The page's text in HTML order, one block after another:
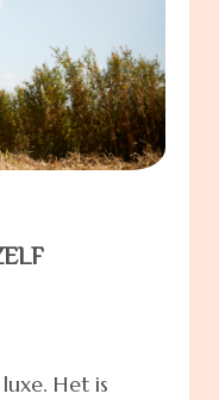
Het is